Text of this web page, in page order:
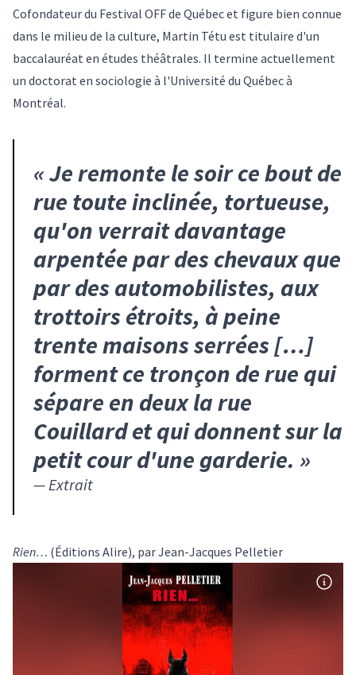
Cofondateur du Festival OFF de Québec et figure bien connue
dans le milieu de la culture, Martin Tétu est titulaire d'un
baccalauréat en études théâtrales. Il termine actuellement
un doctorat en sociologie à l'Université du Québec à
Montréal.
«Je remonte le soir ce bout de
rue toute inclinée, tortueuse,
qu'on verrait davantage
arpentée par des chevaux que
par des automobilistes, aux
trottoirs étroits, à peine
trente maisons serrées […]
forment ce tronçon de rue qui
sépare en deux la rue
Couillard et qui donnent sur la
petit cour d'une garderie. »
— Extrait
Rien… (Éditions Alire), par Jean-Jacques Pelletier